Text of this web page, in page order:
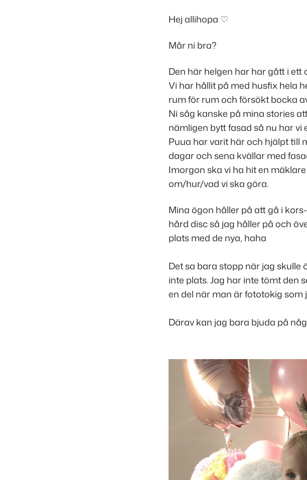
Hej allihopa ♡
Mår ni bra?
Den här helgen har har gått i ett
Vi har hållit på med husfix hela
rum för rum och försökt bocka
Ni såg kanske på mina stories
nämligen bytt fasad så nu har vi
Puua har varit här och hjälpt till
dagar och sena kvällar med
Imorgon ska vi ha hit en
om/hur/vad vi ska göra.
Mina ögon håller på att gå i
hård disc så jag håller på och
plats med de nya, haha
Det sa bara stopp när jag skulle
inte plats. Jag har inte tömt den
en del när man är fototokig som
Därav kan jag bara bjuda på